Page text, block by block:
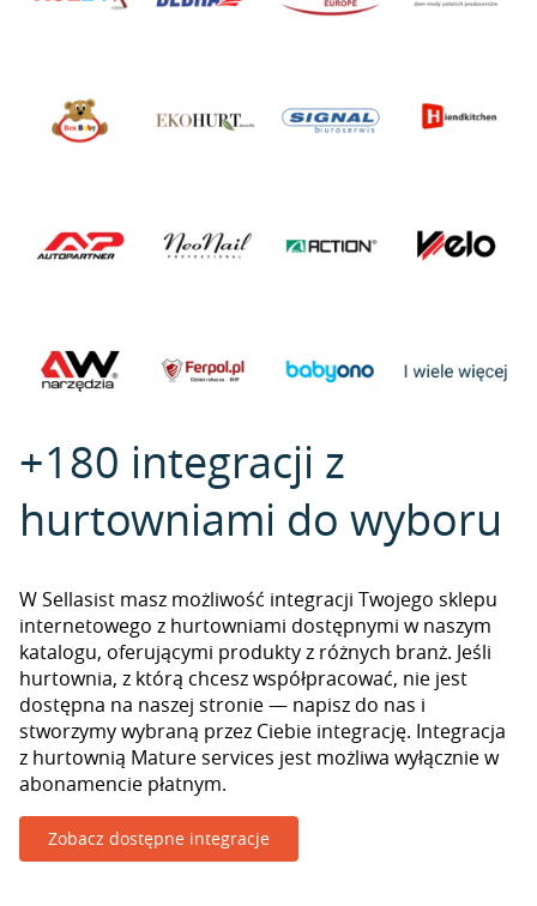
+180 integracji z
hurtowniami do wyboru
W Sellasist masz możliwość integracji Twojego sklepu
internetowego z hurtowniami dostępnymi w naszym
katalogu, oferującymi produkty z różnych branż. Jeśli
hurtownia, z którą chcesz współpracować, nie jest
dostępna na naszej stronie — napisz do nas i
stworzymy wybraną przez Ciebie integrację. Integracja
z hurtownią Mature services jest możliwa wyłącznie w
abonamencie płatnym.
Zobacz dostępne integracje